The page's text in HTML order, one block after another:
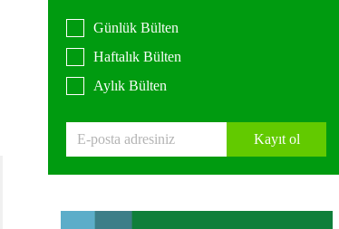
Günlük Bülten
Haftalık Bülten
Aylık Bülten
Kayıt ol